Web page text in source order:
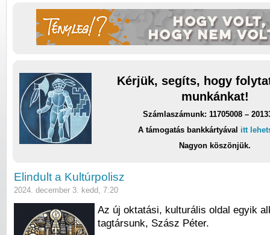
Kérjük, segíts, hogy
munkánkat!
Számlaszámunk: 11705008 –
A támogatás bankkártyával itt
Nagyon köszönjük.
Elindult a Kultúrpolisz
2024. december 3. kedd, 7:20
Az új oktatási, kulturális oldal egyik
tagtársunk, Szász Péter.